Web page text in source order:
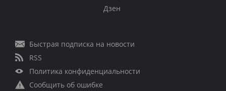
Дзен
Быстрая подписка на новости
RSS
Политика конфиденциальности
Сообщить об ошибке